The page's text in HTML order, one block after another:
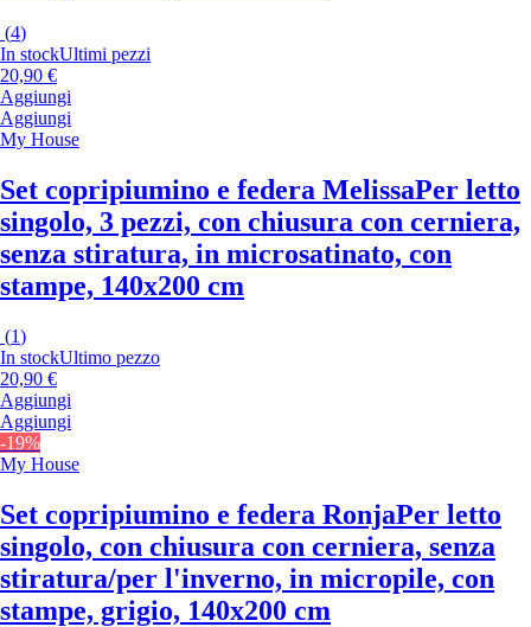
(4)
In stockUltimi pezzi
20,90 €
Aggiungi
Aggiungi
My House
Set copripiumino e federa MelissaPer letto
singolo, 3 pezzi, con chiusura con cerniera,
senza stiratura, in microsatinato, con
stampe, 140x200 cm
(1)
In stockUltimo pezzo
20,90 €
Aggiungi
Aggiungi
-19%
My House
Set copripiumino e federa RonjaPer letto
singolo, con chiusura con cerniera, senza
stiratura/per l'inverno, in micropile, con
stampe, grigio, 140x200 cm